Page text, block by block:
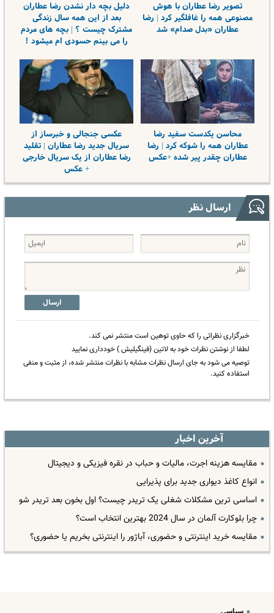
تصویر رضا عطاران با هوش
مصنوعی همه را غافلگیر کرد | رضا
عطاران «بدل صدام» شد
دلیل بچه دار نشدن رضا عطاران
بعد از این همه سال زندگی
مشترک چیست ؟ | بچه های مردم
را می بینم حسودی ام میشود !
محاسن یکدست سفید رضا
عطاران همه را شوکه کرد | رضا
عطاران چقدر پیر شده +عکس
عکسی جنجالی و خبرساز از
سریال جدید رضا عطاران | تقلید
رضا عطاران از یک سریال خارجی
+ عکس
ارسال نظر
ارسال
خبرگزاری نظراتی را که حاوی توهین است منتشر نمی کند.
لطفا از نوشتن نظرات خود به لاتین (فینگیلیش ) خودداری نمایید
توصیه می شود به جای ارسال نظرات مشابه با نظرات منتشر شده، از مثبت و منفی
استفاده کنید.
آخرین اخبار
مقایسه هزینه اجرت، مالیات و حباب در نقره فیزیکی و دیجیتال
انواع کاغذ دیواری جدید برای پذیرایی
اساسی ترین مشکلات شغلی یک تریدر چیست؟ اول بخون بعد تریدر شو
چرا بلوکارت آلمان در سال 2024 بهترین انتخاب است؟
مقایسه خرید اینترنتی و حضوری، آباژور را اینترنتی بخریم یا حضوری؟